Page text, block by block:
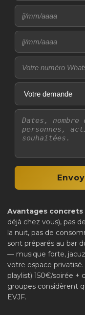
Avantages concrets
déjà chez vous), pas
la nuit, pas de
sont préparés au bar
— musique forte,
votre espace privatisé.
playlist) 150€/soirée +
groupes considèrent
EVJF.